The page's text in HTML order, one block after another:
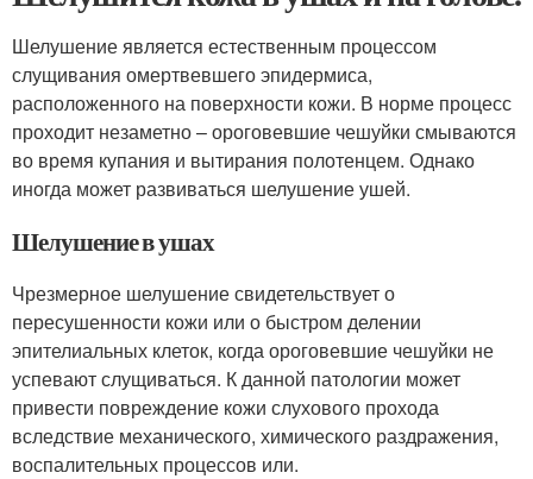
Шелушение является естественным процессом
слущивания омертвевшего эпидермиса,
расположенного на поверхности кожи. В норме процесс
проходит незаметно – ороговевшие чешуйки смываются
во время купания и вытирания полотенцем. Однако
иногда может развиваться шелушение ушей.
Шелушение в ушах
Чрезмерное шелушение свидетельствует о
пересушенности кожи или о быстром делении
эпителиальных клеток, когда ороговевшие чешуйки не
успевают слущиваться. К данной патологии может
привести повреждение кожи слухового прохода
вследствие механического, химического раздражения,
воспалительных процессов или.